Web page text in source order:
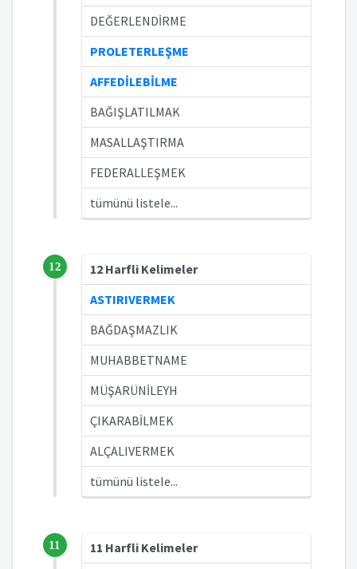
DEĞERLENDİRME
PROLETERLEŞME
AFFEDİLEBİLME
BAĞIŞLATILMAK
MASALLAŞTIRMA
FEDERALLEŞMEK
tümünü listele...
12
12 Harfli Kelimeler
ASTIRIVERMEK
BAĞDAŞMAZLIK
MUHABBETNAME
MÜŞARÜNİLEYH
ÇIKARABİLMEK
ALÇALIVERMEK
tümünü listele...
11
11 Harfli Kelimeler